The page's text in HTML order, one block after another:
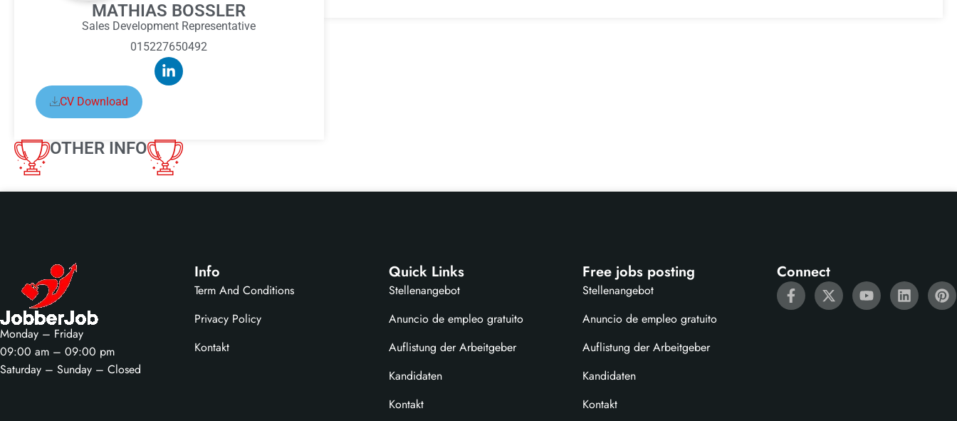
MATHIAS BOSSLER
Sales Development Representative
015227650492
CV Download
OTHER INFO
Monday – Friday
09:00 am – 09:00 pm
Saturday – Sunday – Closed
Info
Term And Conditions
Privacy Policy
Kontakt
Quick Links
Stellenangebot
Anuncio de empleo gratuito
Auflistung der Arbeitgeber
Kandidaten
Kontakt
Free jobs posting
Stellenangebot
Anuncio de empleo gratuito
Auflistung der Arbeitgeber
Kandidaten
Kontakt
Connect